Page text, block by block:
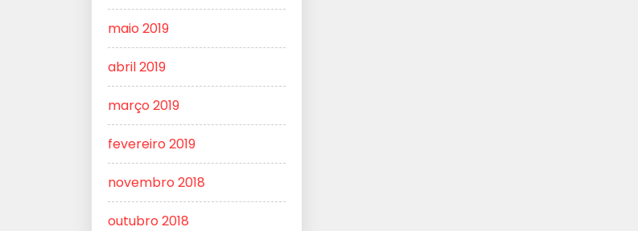
maio 2019
abril 2019
março 2019
fevereiro 2019
novembro 2018
outubro 2018